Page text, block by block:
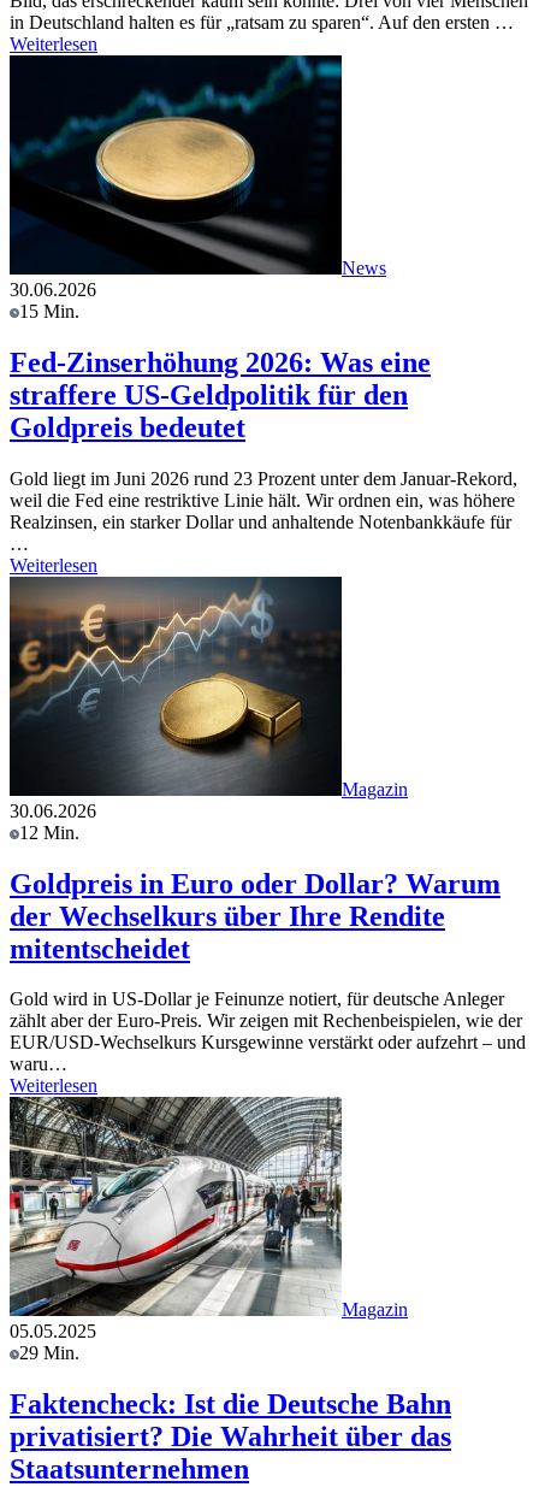
in Deutschland halten es für „ratsam zu sparen“. Auf den ersten …
Weiterlesen
News
30.06.2026
15 Min.
Fed-Zinserhöhung 2026: Was eine
straffere US-Geldpolitik für den
Goldpreis bedeutet
Gold liegt im Juni 2026 rund 23 Prozent unter dem Januar-Rekord,
weil die Fed eine restriktive Linie hält. Wir ordnen ein, was höhere
Realzinsen, ein starker Dollar und anhaltende Notenbankkäufe für
…
Weiterlesen
Magazin
30.06.2026
12 Min.
Goldpreis in Euro oder Dollar? Warum
der Wechselkurs über Ihre Rendite
mitentscheidet
Gold wird in US-Dollar je Feinunze notiert, für deutsche Anleger
zählt aber der Euro-Preis. Wir zeigen mit Rechenbeispielen, wie der
EUR/USD-Wechselkurs Kursgewinne verstärkt oder aufzehrt – und
waru…
Weiterlesen
Magazin
05.05.2025
29 Min.
Faktencheck: Ist die Deutsche Bahn
privatisiert? Die Wahrheit über das
Staatsunternehmen